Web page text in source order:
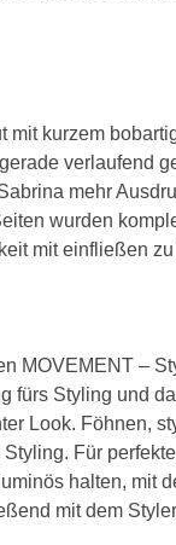
kurzem
verlaufend
mehr
wurden
mit einfließen
MOVEMENT –
fürs Styling und
Look. Föhnen,
Für
halten, mit
mit dem